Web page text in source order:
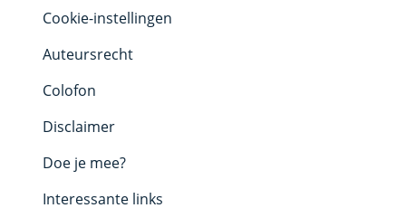
Cookie-instellingen
Auteursrecht
Colofon
Disclaimer
Doe je mee?
Interessante links